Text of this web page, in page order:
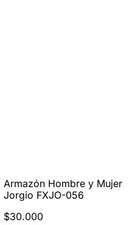
Armazón Hombre y Mujer
Jorgio FXJO-056
$30.000